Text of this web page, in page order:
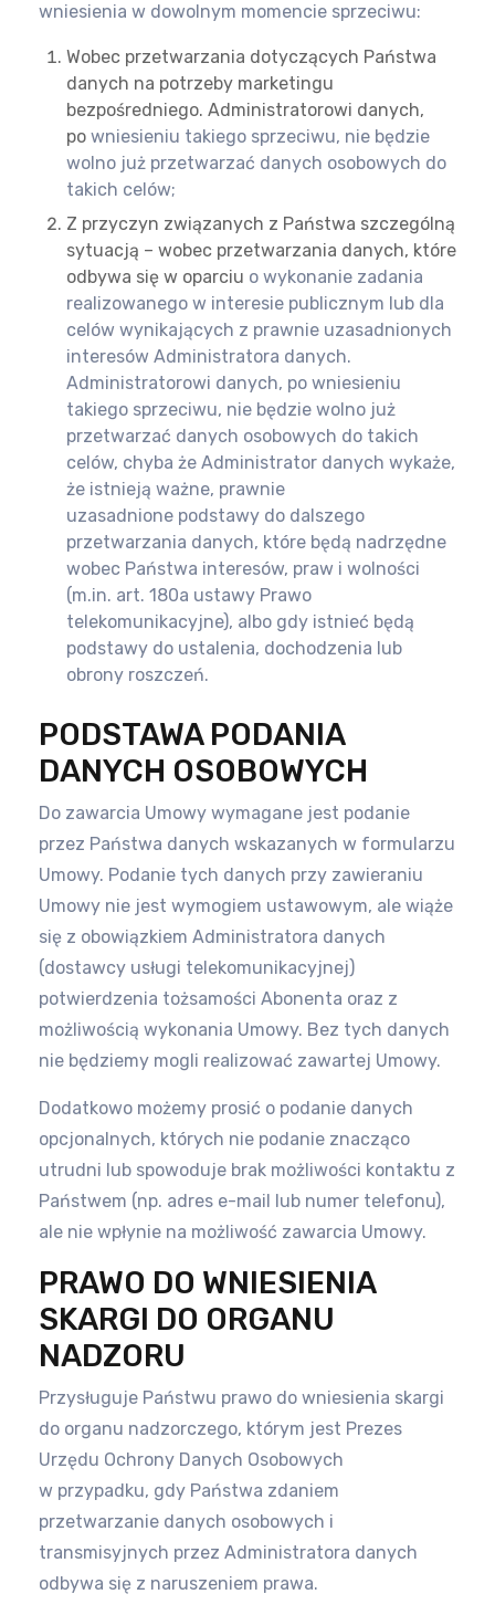
wniesienia w dowolnym momencie sprzeciwu:
Wobec przetwarzania dotyczących Państwa
danych na potrzeby marketingu
bezpośredniego. Administratorowi danych,
po wniesieniu takiego sprzeciwu, nie będzie
wolno już przetwarzać danych osobowych do
takich celów;
Z przyczyn związanych z Państwa szczególną
sytuacją – wobec przetwarzania danych, które
odbywa się w oparciu o wykonanie zadania
realizowanego w interesie publicznym lub dla
celów wynikających z prawnie uzasadnionych
interesów Administratora danych.
Administratorowi danych, po wniesieniu
takiego sprzeciwu, nie będzie wolno już
przetwarzać danych osobowych do takich
celów, chyba że Administrator danych wykaże,
że istnieją ważne, prawnie
uzasadnione podstawy do dalszego
przetwarzania danych, które będą nadrzędne
wobec Państwa interesów, praw i wolności
(m.in. art. 180a ustawy Prawo
telekomunikacyjne), albo gdy istnieć będą
podstawy do ustalenia, dochodzenia lub
obrony roszczeń.
PODSTAWA PODANIA
DANYCH OSOBOWYCH
Do zawarcia Umowy wymagane jest podanie
przez Państwa danych wskazanych w formularzu
Umowy. Podanie tych danych przy zawieraniu
Umowy nie jest wymogiem ustawowym, ale wiąże
się z obowiązkiem Administratora danych
(dostawcy usługi telekomunikacyjnej)
potwierdzenia tożsamości Abonenta oraz z
możliwością wykonania Umowy. Bez tych danych
nie będziemy mogli realizować zawartej Umowy.
Dodatkowo możemy prosić o podanie danych
opcjonalnych, których nie podanie znacząco
utrudni lub spowoduje brak możliwości kontaktu z
Państwem (np. adres e-mail lub numer telefonu),
ale nie wpłynie na możliwość zawarcia Umowy.
PRAWO DO WNIESIENIA
SKARGI DO ORGANU
NADZORU
Przysługuje Państwu prawo do wniesienia skargi
do organu nadzorczego, którym jest Prezes
Urzędu Ochrony Danych Osobowych
w przypadku, gdy Państwa zdaniem
przetwarzanie danych osobowych i
transmisyjnych przez Administratora danych
odbywa się z naruszeniem prawa.